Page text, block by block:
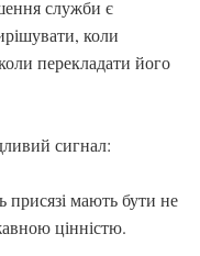
служби є
коли
перекладати його
сигнал:
присязі мають бути не
цінністю.